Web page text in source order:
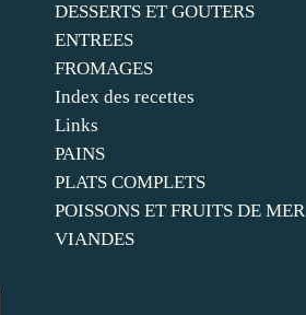
DESSERTS ET GOUTERS
ENTREES
FROMAGES
Index des recettes
Links
PAINS
PLATS COMPLETS
POISSONS ET FRUITS DE MER
VIANDES